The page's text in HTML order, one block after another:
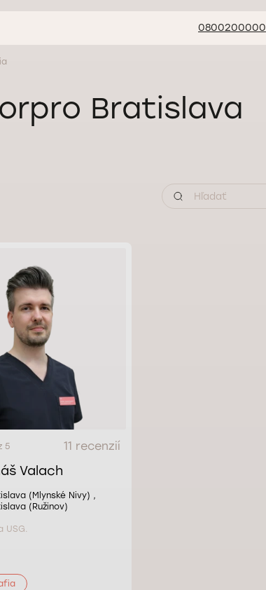
0800200000
Bratislava
5 11 recenzií
Valach
(Mlynské Nivy) ,
(Ružinov)
USG.